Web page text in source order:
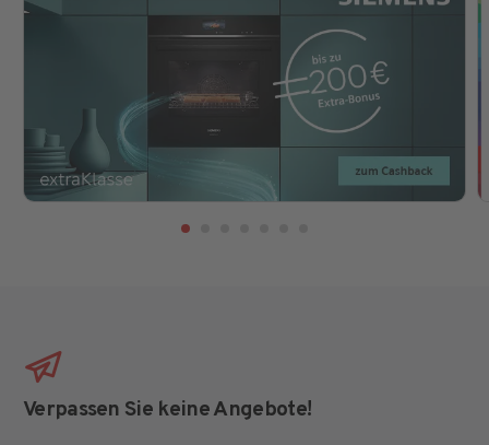
Verpassen Sie keine Angebote!